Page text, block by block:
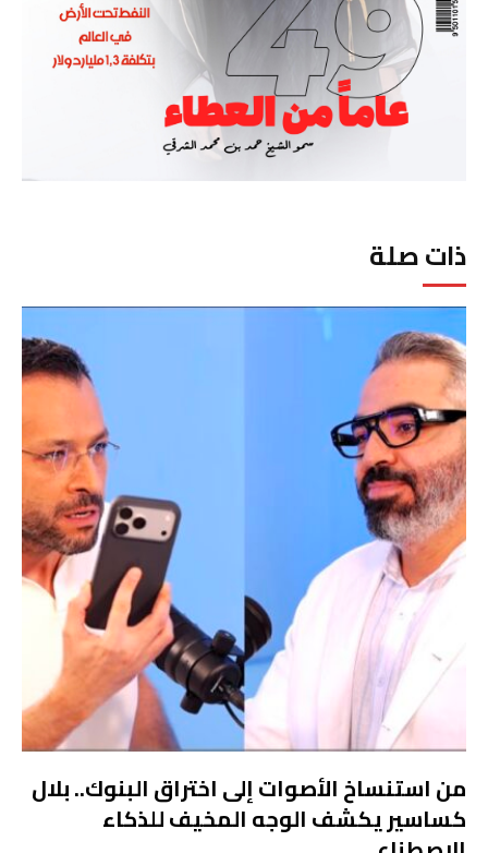
ذات صلة
من استنساخ الأصوات إلى اختراق البنوك.. بلال
كساسير يكشف الوجه المخيف للذكاء